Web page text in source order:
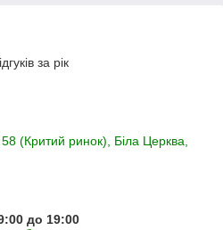
за рік
(Критий ринок), Біла Церква,
до 19:00